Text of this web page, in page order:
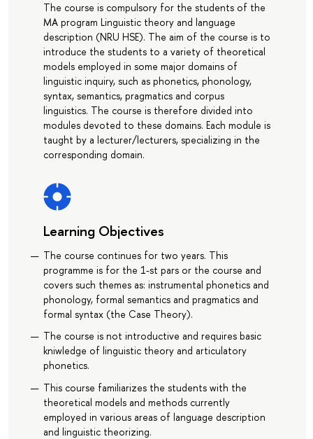
The course is compulsory for the students of the
MA program Linguistic theory and language
description (NRU HSE). The aim of the course is to
introduce the students to a variety of theoretical
models employed in some major domains of
linguistic inquiry, such as phonetics, phonology,
syntax, semantics, pragmatics and corpus
linguistics. The course is therefore divided into
modules devoted to these domains. Each module is
taught by a lecturer/lecturers, specializing in the
corresponding domain.
Learning Objectives
The course continues for two years. This
programme is for the 1-st pars or the course and
covers such themes as: instrumental phonetics and
phonology, formal semantics and pragmatics and
formal syntax (the Case Theory).
The course is not introductive and requires basic
kniwledge of linguistic theory and articulatory
phonetics.
This course familiarizes the students with the
theoretical models and methods currently
employed in various areas of language description
and linguistic theorizing.